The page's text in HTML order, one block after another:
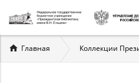
Вы
здесь
Главная Коллекции